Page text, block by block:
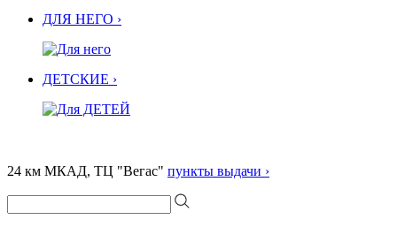
ДЛЯ НЕГО ›
ДЕТСКИЕ ›
24 км МКАД, ТЦ "Вегас" пункты выдачи ›